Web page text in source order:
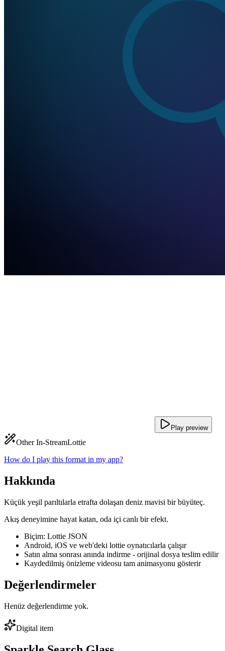
Play preview
Other In-StreamLottie
How do I play this format in my app?
Hakkında
Küçük yeşil parıltılarla etrafta dolaşan deniz mavisi bir büyüteç.
Akış deneyimine hayat katan, oda içi canlı bir efekt.
Biçim: Lottie JSON
Android, iOS ve web'deki lottie oynatıcılarla çalışır
Satın alma sonrası anında indirme - orijinal dosya teslim edilir
Kaydedilmiş önizleme videosu tam animasyonu gösterir
Değerlendirmeler
Henüz değerlendirme yok.
Digital item